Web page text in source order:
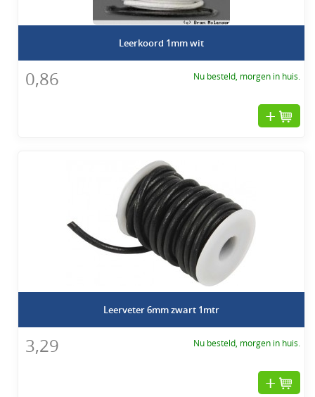
Leerkoord 1mm wit
0,86 Nu besteld, morgen in huis.
Leerveter 6mm zwart 1mtr
3,29 Nu besteld, morgen in huis.